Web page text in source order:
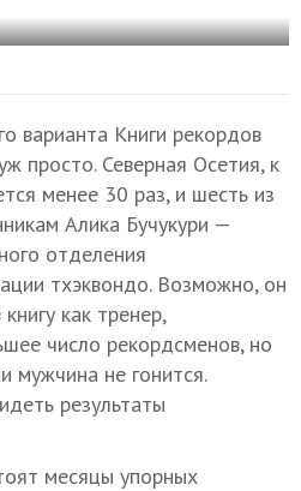
варианта Книги рекордов
просто. Северная Осетия, к
менее 30 раз, и шесть из
Алика Бучукури —
отделения
тхэквондо. Возможно, он
как тренер,
число рекордсменов, но
мужчина не гонится.
результаты
месяцы упорных